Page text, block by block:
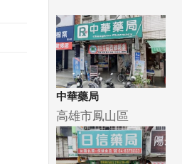
中華藥局
高雄市鳳山區